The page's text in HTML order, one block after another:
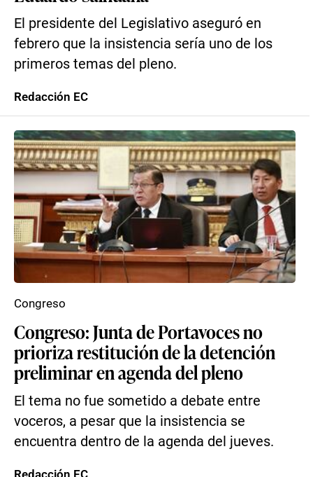
El presidente del Legislativo aseguró en
febrero que la insistencia sería uno de los
primeros temas del pleno.
Redacción EC
Congreso: Junta de Portavoces no
prioriza restitución de la detención
preliminar en agenda del pleno
El tema no fue sometido a debate entre
voceros, a pesar que la insistencia se
encuentra dentro de la agenda del jueves.
Congreso
Redacción EC